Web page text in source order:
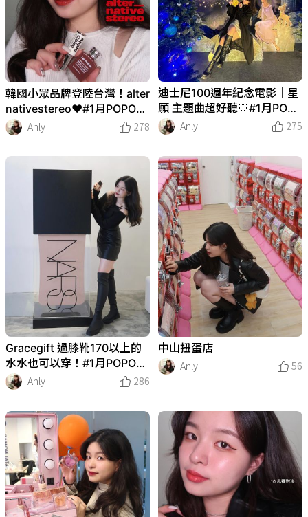
迪士尼100週年紀念電影｜星
願 主題曲超好聽🤍#1月POPO
創作者企劃
Anly 275
韓國小眾品牌登陸台灣！alter
nativestereo♥️#1月POPO創
作者企劃
Anly 278
Gracegift 過膝靴170以上的
水水也可以穿！#1月POPO創
作者企劃
Anly 286
中山扭蛋店
Anly
56